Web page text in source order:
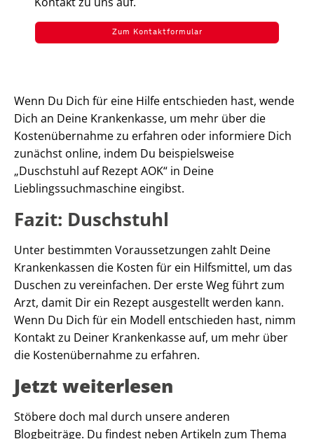
Zum Kontaktformular
Wenn Du Dich für eine Hilfe entschieden hast, wende
Dich an Deine Krankenkasse, um mehr über die
Kostenübernahme zu erfahren oder informiere Dich
zunächst online, indem Du beispielsweise
„Duschstuhl auf Rezept AOK“ in Deine
Lieblingssuchmaschine eingibst.
Fazit: Duschstuhl
Unter bestimmten Voraussetzungen zahlt Deine
Krankenkassen die Kosten für ein Hilfsmittel, um das
Duschen zu vereinfachen. Der erste Weg führt zum
Arzt, damit Dir ein Rezept ausgestellt werden kann.
Wenn Du Dich für ein Modell entschieden hast, nimm
Kontakt zu Deiner Krankenkasse auf, um mehr über
die Kostenübernahme zu erfahren.
Jetzt weiterlesen
Stöbere doch mal durch unsere anderen
Blogbeiträge. Du findest neben Artikeln zum Thema